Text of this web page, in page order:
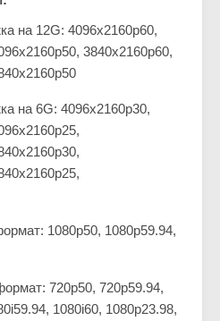
на 12G: 4096x2160p60,
3840x2160p60,
на 6G: 4096x2160p30,
1080p50, 1080p59.94,
720p50, 720p59.94,
1080i60, 1080p23.98,